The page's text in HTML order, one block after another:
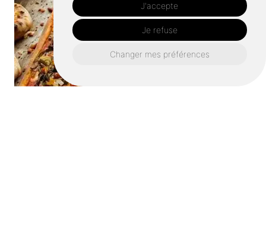
J'accepte
Je refuse
Changer mes préférences